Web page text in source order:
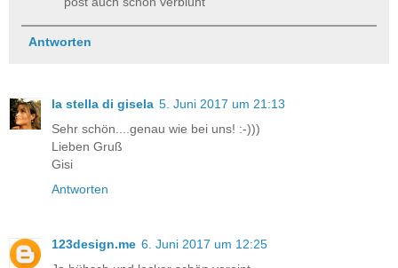
Antworten
la stella di gisela 5. Juni 2017 um 21:13
Sehr schön....genau wie bei uns! :-)))
Lieben Gruß
Gisi
Antworten
123design.me 6. Juni 2017 um 12:25